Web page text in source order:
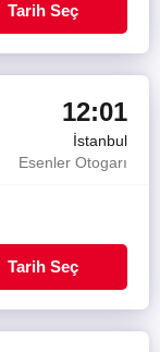
Tarih Seç
12:01
İstanbul
Esenler Otogarı
Tarih Seç